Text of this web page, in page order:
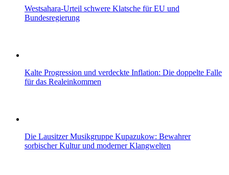
Westsahara-Urteil schwere Klatsche für EU und
Bundesregierung
Kalte Progression und verdeckte Inflation: Die doppelte Falle
für das Realeinkommen
Die Lausitzer Musikgruppe Kupazukow: Bewahrer
sorbischer Kultur und moderner Klangwelten